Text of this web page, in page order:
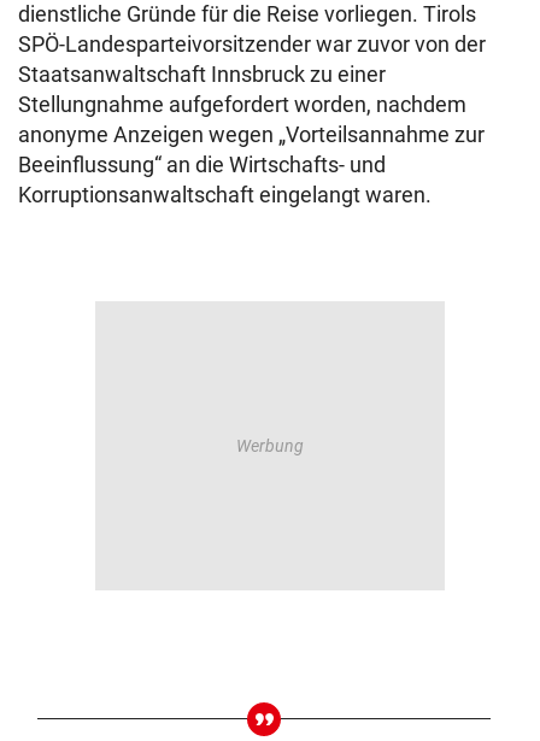
dienstliche Gründe für die Reise vorliegen. Tirols
SPÖ-Landesparteivorsitzender war zuvor von der
Staatsanwaltschaft Innsbruck zu einer
Stellungnahme aufgefordert worden, nachdem
anonyme Anzeigen wegen „Vorteilsannahme zur
Beeinflussung“ an die Wirtschafts- und
Korruptionsanwaltschaft eingelangt waren.